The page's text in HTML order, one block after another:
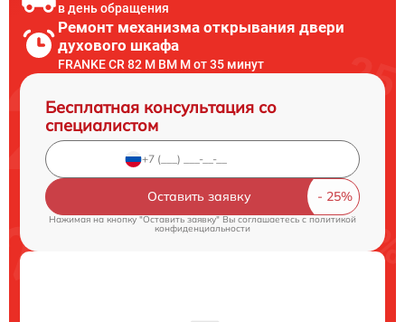
в день обращения
Ремонт механизма открывания двери
духового шкафа
FRANKE CR 82 M BM M от 35 минут
Бесплатная консультация со
специалистом
Оставить заявку
Нажимая на кнопку "Оставить заявку" Вы соглашаетесь cполитикой
конфиденциальности